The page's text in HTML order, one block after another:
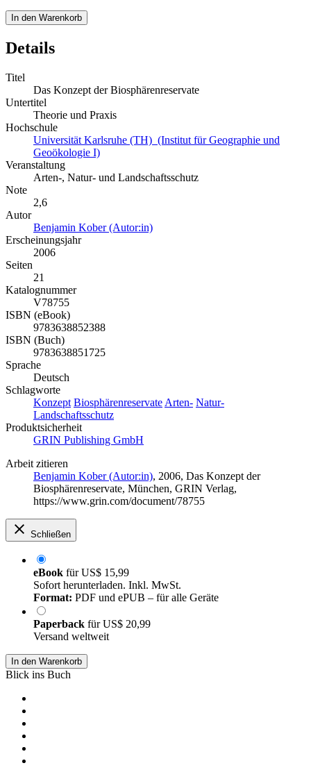
In den Warenkorb
Details
Titel
Das Konzept der Biosphärenreservate
Untertitel
Theorie und Praxis
Hochschule
Universität Karlsruhe (TH) (Institut für Geographie und
Geoökologie I)
Veranstaltung
Arten-, Natur- und Landschaftsschutz
Note
2,6
Autor
Benjamin Kober (Autor:in)
Erscheinungsjahr
2006
Seiten
21
Katalognummer
V78755
ISBN (eBook)
9783638852388
ISBN (Buch)
9783638851725
Sprache
Deutsch
Schlagworte
Konzept Biosphärenreservate Arten- Natur-
Landschaftsschutz
Produktsicherheit
GRIN Publishing GmbH
Arbeit zitieren
Benjamin Kober (Autor:in), 2006, Das Konzept der
Biosphärenreservate, München, GRIN Verlag,
https://www.grin.com/document/78755
Schließen
eBook fürUS$ 15,99
Sofort herunterladen. Inkl. MwSt.
Format: PDF und ePUB – für alle Geräte
Paperback fürUS$ 20,99
Versand weltweit
In den Warenkorb
Blick ins Buch